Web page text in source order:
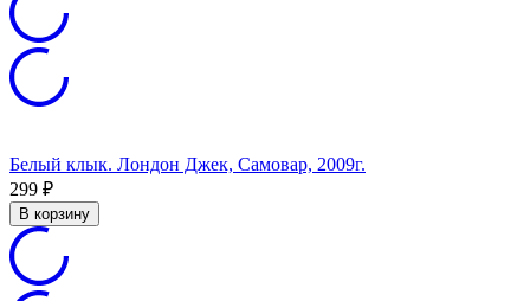
Белый клык. Лондон Джек, Самовар, 2009г.
299 ₽
В корзину